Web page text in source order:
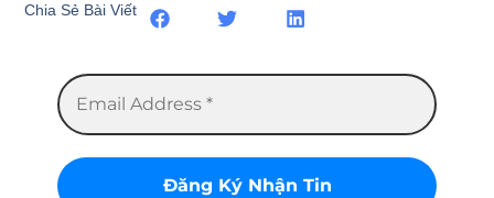
Chia Sẻ Bài Viết